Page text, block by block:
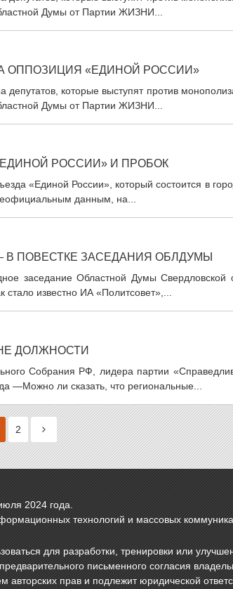
Думы от Партии ЖИЗНИ...
ОППОЗИЦИЯ «ЕДИНОЙ РОССИИ»
которые выступят против
Думы от Партии ЖИЗНИ...
РОССИИ» И ПРОБОК
«Единой России», который состоится в
данным, на...
ПОВЕСТКЕ ЗАСЕДАНИЯ ОБЛДУМЫ
заседание Областной Думы Свердловской
известно ИА «Политсовет»,...
ДОЛЖНОСТИ
Собрания РФ, лидера партии
—Можно ли сказать, что региональные...
2
2024 года.
технологий и массовых
для разработки, тренировки или
письменного согласия
прав и подлежит юридической